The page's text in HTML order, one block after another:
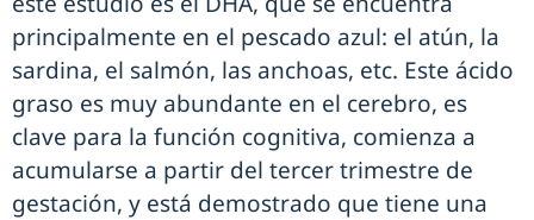
principalmente en el pescado azul: el atún, la
sardina, el salmón, las anchoas, etc. Este ácido
graso es muy abundante en el cerebro, es
clave para la función cognitiva, comienza a
acumularse a partir del tercer trimestre de
gestación, y está demostrado que tiene una